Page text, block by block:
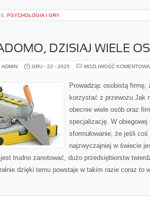
PSYCHOLOGIA I GRY
DZISIAJ WIELE
ADMIN GRU - 22 - 2025 MOŻLIWOŚĆ
Prowadząc osobistą firmę,
korzystać z przewozu Jak
obecnie wiele osób oraz
specjalizację. W
sformułowanie, że jeśli
najzwyczajniej w świecie
trudno zanotować, dużo przedsiębiorstw
dzięki temu powstaje w takim razie coraz to